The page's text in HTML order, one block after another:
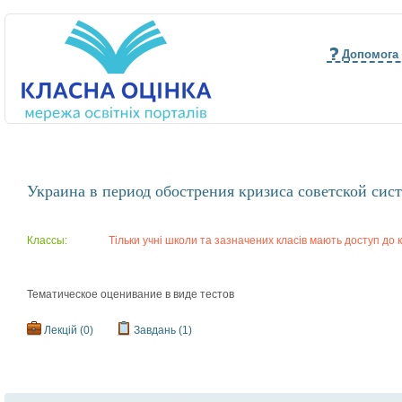
Допомога
Украина в период обострения кризиса советской
Классы: Тільки учні школи та зазначених класів мають доступ до
Тематическое оценивание в виде тестов
Лекцій (0) Завдань (1)